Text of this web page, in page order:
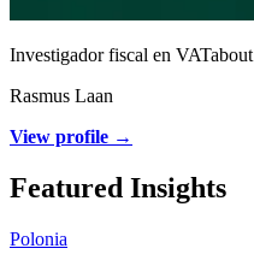
Investigador fiscal en VATabout
Rasmus Laan
View profile →
Featured Insights
Polonia